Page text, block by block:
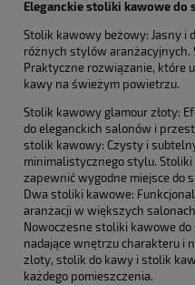
Eleganckie stoliki kawowe do
Stolik kawowy beżowy: Jasny i
różnych stylów aranżacyjnych.
Praktyczne rozwiązanie, które
kawy na świeżym powietrzu.
Stolik kawowy glamour złoty:
do eleganckich salonów i
stolik kawowy: Czysty i
minimalistycznego stylu.
zapewnić wygodne miejsce do
Dwa stoliki kawowe:
aranżacji w większych
Nowoczesne stoliki kawowe
nadające wnętrzu charakteru i
zloty, stolik do kawy i stolik
każdego pomieszczenia.